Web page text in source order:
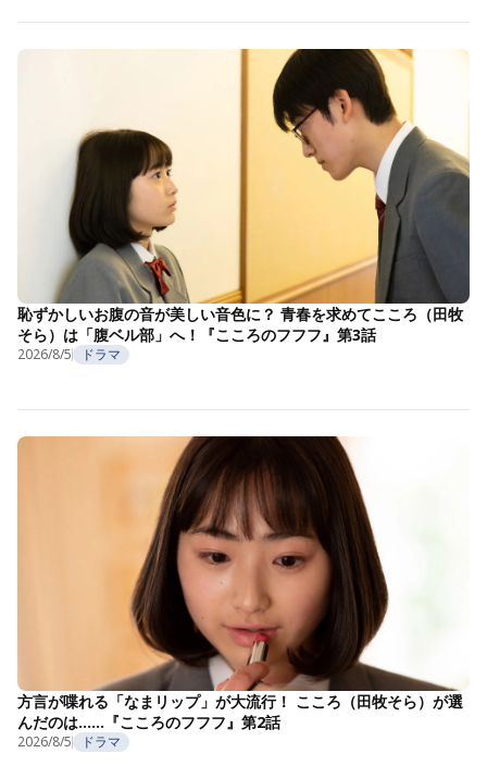
恥ずかしいお腹の音が美しい音色に？ 青春を求めてこころ（田牧
そら）は「腹ベル部」へ！『こころのフフフ』第3話
2026/8/5 ドラマ
方言が喋れる「なまリップ」が大流行！ こころ（田牧そら）が選
んだのは……『こころのフフフ』第2話
2026/8/5 ドラマ